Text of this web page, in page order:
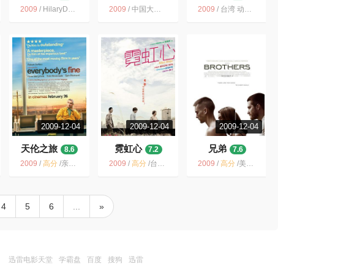
2009 / HilaryDuff 青春 美国 成长 美国电影 爱情 2009 励志 4.7
2009 /中国大陆 / 中国香港 / 喜剧 悬疑 古装
2009 / 台湾 动作 冒险 中国 2009 香港 魔幻 剧情
2009-12-04
天伦之旅
8.6
2009 / 高分/亲情 家庭 美国 温情 感人 人生 剧情 2009
2009-12-04
霓虹心
7.2
2009 /高分 /台湾 瑞典 青春 同志 霓虹心 爱情 同性 2009
2009-12-04
兄弟
7.6
2009 /高分 /美国 / 剧情 惊悚 战争
4 5 6 »
迅雷电影天堂 学霸盘 百度 搜狗 迅雷